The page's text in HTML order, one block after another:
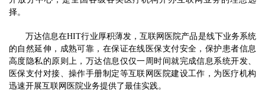
择。
万达信息在HIT行业厚积薄发，互联网医院产品是线下业务系统
的自然延伸，成熟可靠，在保证在线医保支付安全，保护患者信息
高度隐私的原则上，万达信息仅仅一周时间就完成信息系统开发、
医保支付对接、操作手册制定等互联网医院建设工作，为医疗机构
迅速开展互联网医院业务提供了最佳实践。